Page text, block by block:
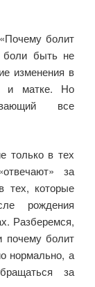
болит
боли быть не
изменения в
и матке. Но
все
только в тех
за
тех, которые
рождения
Разберемся,
почему болит
нормально, а
за